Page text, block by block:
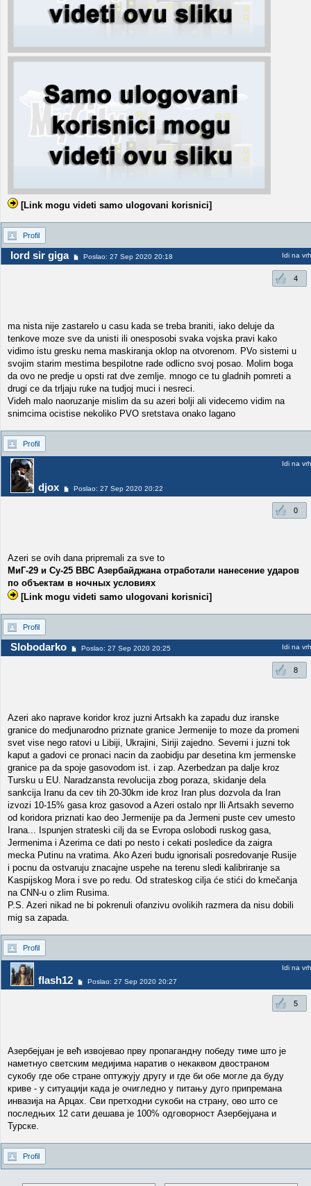
[Link mogu videti samo ulogovani korisnici]
Profil
lord sir giga Poslao: 27 Sep 2020 20:18 Idi na vrh
4
ma nista nije zastarelo u casu kada se treba braniti, iako deluje da
tenkove moze sve da unisti ili onesposobi svaka vojska pravi kako
vidimo istu gresku nema maskiranja oklop na otvorenom. PVo sistemi u
svojim starim mestima bespilotne rade odlicno svoj posao. Molim boga
da ovo ne predje u opsti rat dve zemlje. mnogo ce tu gladnih pomreti a
drugi ce da trljaju ruke na tudjoj muci i nesreci.
Videh malo naoruzanje mislim da su azeri bolji ali videcemo vidim na
snimcima ocistise nekoliko PVO sretstava onako lagano
Profil
djox Poslao: 27 Sep 2020 20:22
Idi na vrh
0
Azeri se ovih dana pripremali za sve to
МиГ-29 и Су-25 ВВС Азербайджана отработали нанесение ударов
по объектам в ночных условиях
[Link mogu videti samo ulogovani korisnici]
Profil
Slobodarko Poslao: 27 Sep 2020 20:25 Idi na vrh
8
Azeri ako naprave koridor kroz juzni Artsakh ka zapadu duz iranske
granice do medjunarodno priznate granice Jermenije to moze da promeni
svet vise nego ratovi u Libiji, Ukrajini, Siriji zajedno. Severni i juzni tok
kaput a gadovi ce pronaci nacin da zaobidju par desetina km jermenske
granice pa da spoje gasovodom ist. i zap. Azerbedzan pa dalje kroz
Tursku u EU. Naradzansta revolucija zbog poraza, skidanje dela
sankcija Iranu da cev tih 20-30km ide kroz Iran plus dozvola da Iran
izvozi 10-15% gasa kroz gasovod a Azeri ostalo npr lli Artsakh severno
od koridora priznati kao deo Jermenije pa da Jermeni puste cev umesto
Irana... Ispunjen strateski cilj da se Evropa oslobodi ruskog gasa,
Jermenima i Azerima ce dati po nesto i cekati posledice da zaigra
mecka Putinu na vratima. Ako Azeri budu ignorisali posredovanje Rusije
i pocnu da ostvaruju znacajne uspehe na terenu sledi kalibriranje sa
Kaspijskog Mora i sve po redu. Od strateskog cilja će stići do kmečanja
na CNN-u o zlim Rusima.
P.S. Azeri nikad ne bi pokrenuli ofanzivu ovolikih razmera da nisu dobili
mig sa zapada.
Profil
flash12 Poslao: 27 Sep 2020 20:27
Idi na vrh
5
Азербејџан је већ извојевао прву пропагандну победу тиме што је
наметнуо светским медијима наратив о некаквом двостраном
сукобу где обе стране оптужују другу и где би обе могле да буду
криве - у ситуацији када је очигледно у питању дуго припремана
инвазија на Арцах. Сви претходни сукоби на страну, ово што се
последњих 12 сати дешава је 100% одговорност Азербејџана и
Турске.
Profil